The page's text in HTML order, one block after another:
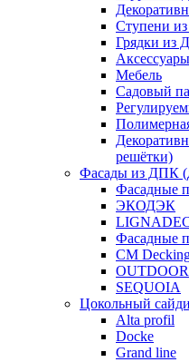
Ступени
Грядки из
Аксессуары
Мебель
Садовый
решётки)
Фасады из ДПК
Фасадные
ЭКОДЭК
Фасадные
CM
OUTDOOR
SEQUOIA
Цокольный
Alta profil
Docke
Grand line